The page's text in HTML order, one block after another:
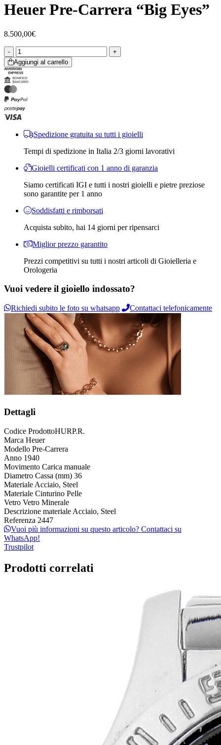
Heuer Pre-Carrera “Big Eyes”
8.500,00€
Aggiungi al carrello
Spedizione gratuita su tutti i gioielli
Tempi di spedizione in Italia 2/3 giorni lavorativi
Gioielli certificati con 1 anno di garanzia
Siamo certificati IGI e tutti i nostri gioielli e pietre preziose
sono garantite per 1 anno
Soddisfatti e rimborsati
Acquista subito, hai 14 giorni per ripensarci
Miglior prezzo garantito
Prezzi competitivi su tutti i nostri articoli di Gioielleria e
Orologeria
Vuoi vedere il gioiello indossato?
Richiedi subito le foto su whatsapp Contattaci telefonicamente
Dettagli
Codice ProdottoHURP.R.
Marca Heuer
Modello Pre-Carrera
Anno 1940
Movimento Carica manuale
Diametro Cassa (mm) 36
Materiale Acciaio, Steel
Materiale Cinturino Pelle
Vetro Vetro Minerale
Descrizione materiale Acciaio, Steel
Referenza 2447
Vuoi più informazioni su questo articolo? Contattaci su
WhatsApp!
Trustpilot
Prodotti correlati